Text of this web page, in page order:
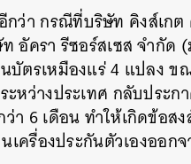
กว่า กรณีที่บริษัท คิงส์เก
อัครา รีซอร์สเซส จำกั
บัตรเหมืองแร่ 4 แปลง
หว่างประเทศ กลับประ
า 6 เดือน ทำให้เกิดข้อ
เครื่องประกันตัวเองออก